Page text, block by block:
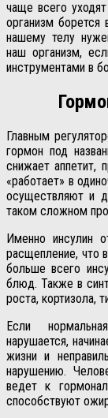
чаще всего
организм
нашему телу
наш организм,
инструментами в
Главным
гормон под
снижает аппетит,
«работает» в
осуществляют и
таком сложном
Именно инсулин
расщепление, что
больше всего
блюд. Также в
роста, кортизола,
Если
нарушается,
жизни и
нарушению.
ведет к
способствуют